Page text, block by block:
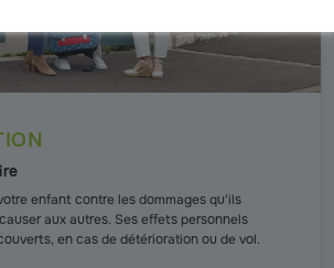
enfant contre les dommages qu'ils
aux autres. Ses effets personnels
en cas de détérioration ou de vol.